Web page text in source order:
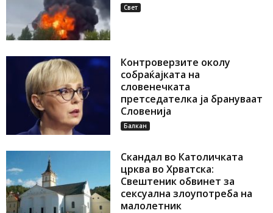
Свет
Контроверзите околу
собраќајката на
словенечката
претседателка ја брануваат
Словенија
Балкан
Скандал во Католичката
црква во Хрватска:
Свештеник обвинет за
сексуална злоупотреба на
малолетник